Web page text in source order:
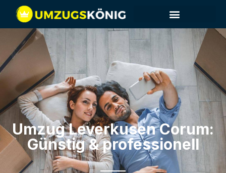
Umzug Leverkusen​ Corum:
Günstig & professionell​